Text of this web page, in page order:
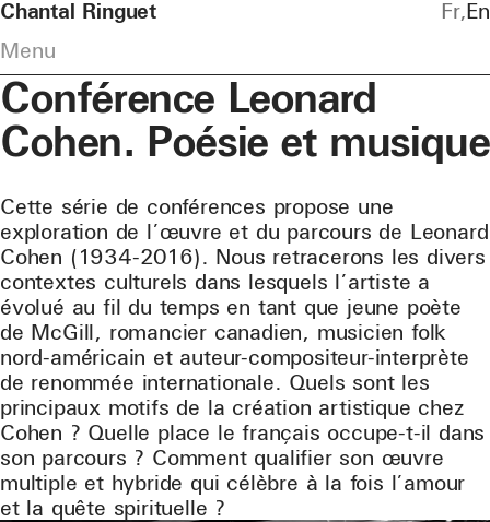
Chantal Ringuet
Menu
Fr En
Conférence Leonard
Cohen. Poésie et musique
Cette série de conférences propose une
exploration de l’œuvre et du parcours de Leonard
Cohen (1934-2016). Nous retracerons les divers
contextes culturels dans lesquels l’artiste a
évolué au fil du temps en tant que jeune poète
de McGill, romancier canadien, musicien folk
nord-américain et auteur-compositeur-interprète
de renommée internationale. Quels sont les
principaux motifs de la création artistique chez
Cohen ? Quelle place le français occupe-t-il dans
son parcours ? Comment qualifier son œuvre
multiple et hybride qui célèbre à la fois l’amour
et la quête spirituelle ?